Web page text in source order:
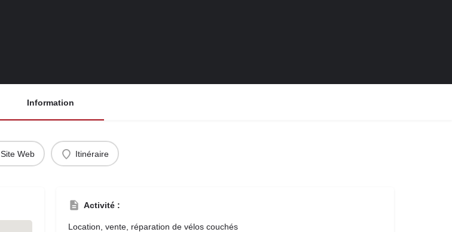
Information
Site Web Itinéraire
Activité :
Location, vente, réparation de vélos couchés